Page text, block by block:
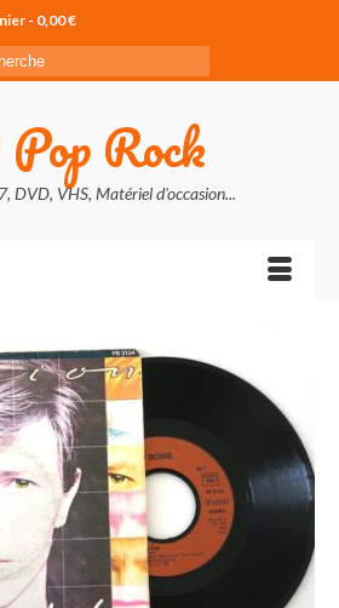
- 0,00€
:
Rock
DVD, VHS, Matériel d'occasion...